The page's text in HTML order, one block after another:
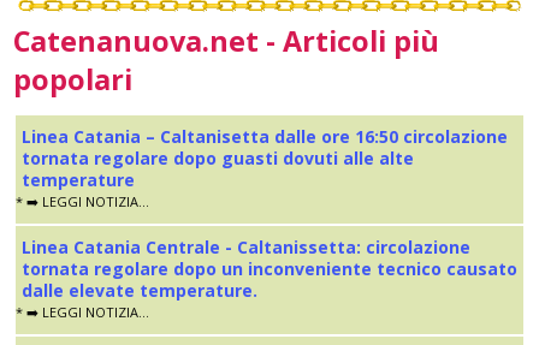
Catenanuova.net - Articoli più
popolari
Linea Catania – Caltanisetta dalle ore 16:50 circolazione
tornata regolare dopo guasti dovuti alle alte
temperature
* ➡️ LEGGI NOTIZIA...
Linea Catania Centrale - Caltanissetta: circolazione
tornata regolare dopo un inconveniente tecnico causato
dalle elevate temperature.
* ➡️ LEGGI NOTIZIA...